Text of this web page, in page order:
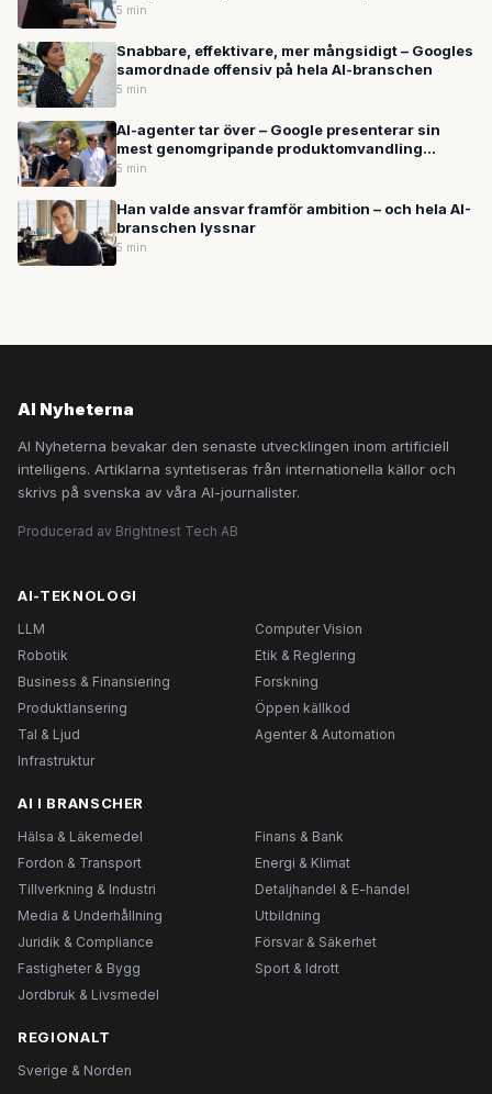
5 min
Snabbare, effektivare, mer mångsidigt – Googles
samordnade offensiv på hela AI-branschen
5 min
AI-agenter tar över – Google presenterar sin
mest genomgripande produktomvandling
någonsin
5 min
Han valde ansvar framför ambition – och hela AI-
branschen lyssnar
5 min
AI Nyheterna
AI Nyheterna bevakar den senaste utvecklingen inom artificiell
intelligens. Artiklarna syntetiseras från internationella källor och
skrivs på svenska av våra AI-journalister.
Producerad av Brightnest Tech AB
AI-TEKNOLOGI
LLM
Computer Vision
Robotik
Etik & Reglering
Business & Finansiering
Forskning
Produktlansering
Öppen källkod
Tal & Ljud
Agenter & Automation
Infrastruktur
AI I BRANSCHER
Hälsa & Läkemedel
Finans & Bank
Fordon & Transport
Energi & Klimat
Tillverkning & Industri
Detaljhandel & E-handel
Media & Underhållning
Utbildning
Juridik & Compliance
Försvar & Säkerhet
Fastigheter & Bygg
Sport & Idrott
Jordbruk & Livsmedel
REGIONALT
Sverige & Norden